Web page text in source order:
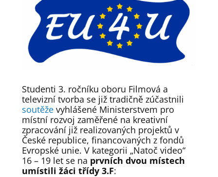
Studenti 3. ročníku oboru Filmová a
televizní tvorba se již tradičně zúčastnili
soutěževyhlášené Ministerstvem pro
místní rozvoj zaměřené na kreativní
zpracování již realizovaných projektů v
České republice, financovaných z fondů
Evropské unie. V kategorii „Natoč video“
16 – 19 let se na prvních dvou místech
umístili žáci třídy 3.F: